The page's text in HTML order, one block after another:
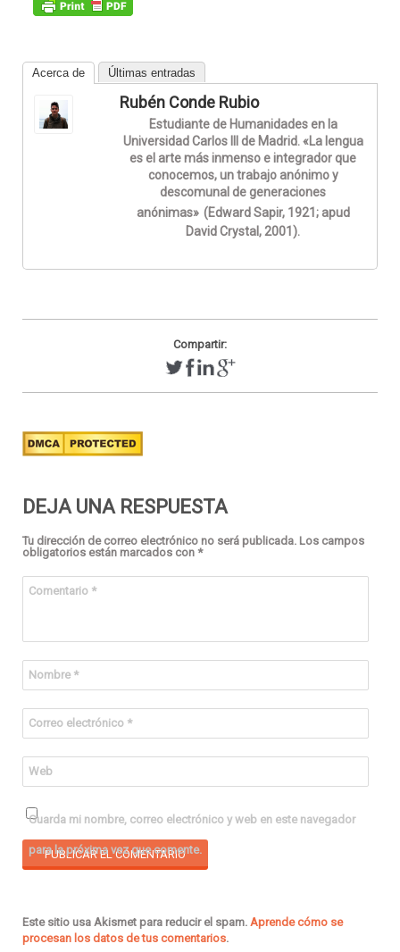
Acerca de Últimas entradas
Rubén Conde Rubio
Estudiante de Humanidades en la
Universidad Carlos III de Madrid. «La lengua
es el arte más inmenso e integrador que
conocemos, un trabajo anónimo y
descomunal de generaciones
anónimas» (Edward Sapir, 1921; apud
David Crystal, 2001).
Compartir:
DEJA UNA RESPUESTA
Tu dirección de correo electrónico no será publicada. Los campos
obligatorios están marcados con *
Comentario *
Nombre *
Correo electrónico *
Web
Guarda mi nombre, correo electrónico y web en este navegador
para la próxima vez que comente.
Este sitio usa Akismet para reducir el spam. Aprende cómo se
procesan los datos de tus comentarios.